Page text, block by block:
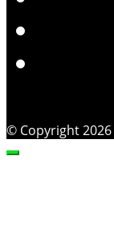
© Copyright 2026